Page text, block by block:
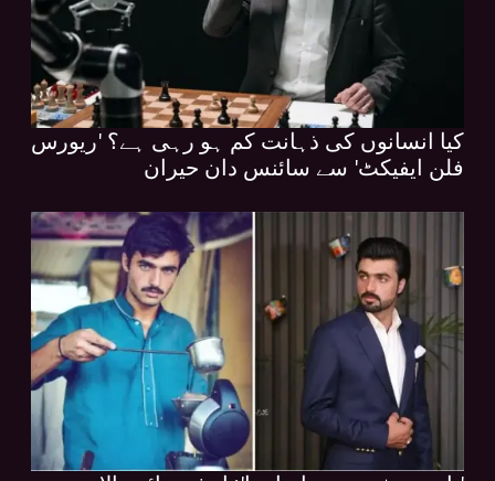
کیا انسانوں کی ذہانت کم ہو رہی ہے؟ 'ریورس
فلن ایفیکٹ' سے سائنس دان حیران